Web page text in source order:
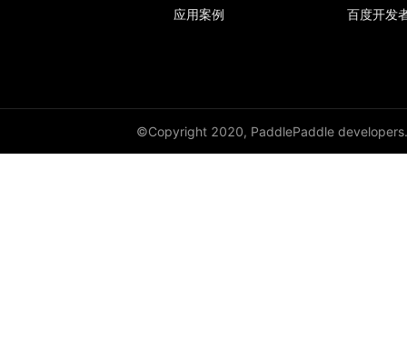
应用案例 百度开发
©Copyright 2020, PaddlePaddle developers.